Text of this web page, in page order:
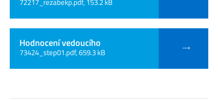
72217_rezabekp.pdf, 153.2 kB
Hodnocení vedoucího
73424_step01.pdf, 659.3 kB